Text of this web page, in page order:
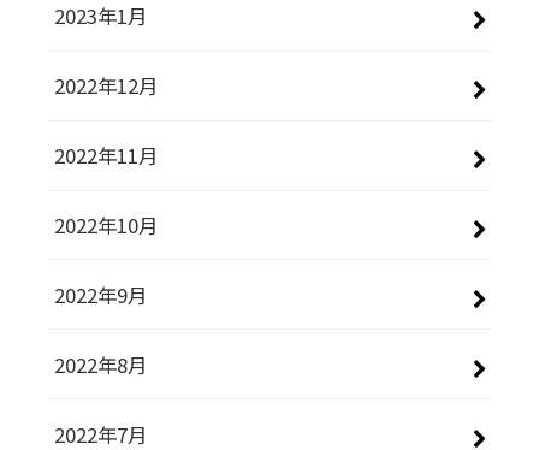
2023年1月
2022年12月
2022年11月
2022年10月
2022年9月
2022年8月
2022年7月